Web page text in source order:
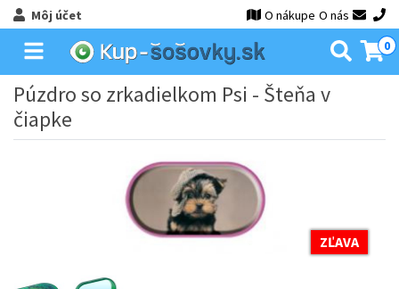
Môj účet O nákupe O nás
0
Púzdro so zrkadielkom Psi - Šteňa v
čiapke
ZĽAVA